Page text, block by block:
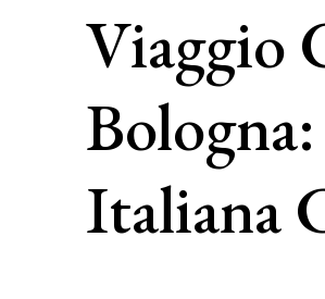
Viaggio
Italiana